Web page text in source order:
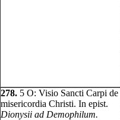
278. 5 O: Visio Sancti Carpi de
misericordia Christi. In epist.
Dionysii ad Demophilum.